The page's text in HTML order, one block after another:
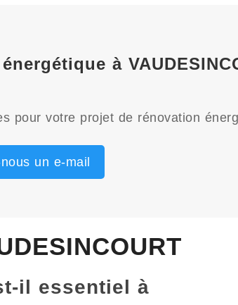
à
pour votre projet de rénovation
un e-mail
il essentiel à